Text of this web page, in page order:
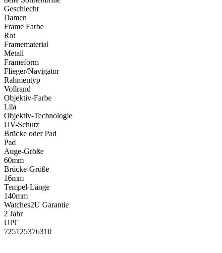
Geschlecht
Damen
Frame Farbe
Rot
Framematerial
Metall
Frameform
Flieger/Navigator
Rahmentyp
Vollrand
Objektiv-Farbe
Lila
Objektiv-Technologie
UV-Schutz
Brücke oder Pad
Pad
Auge-Größe
60mm
Brücke-Größe
16mm
Tempel-Länge
140mm
Watches2U Garantie
2 Jahr
UPC
725125376310